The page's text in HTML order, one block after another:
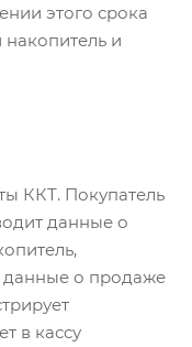
этого срока
и
ККТ. Покупатель
данные о
данные о продаже
в кассу